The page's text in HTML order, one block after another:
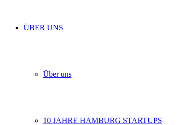
ÜBER UNS
Über uns
10 JAHRE HAMBURG STARTUPS